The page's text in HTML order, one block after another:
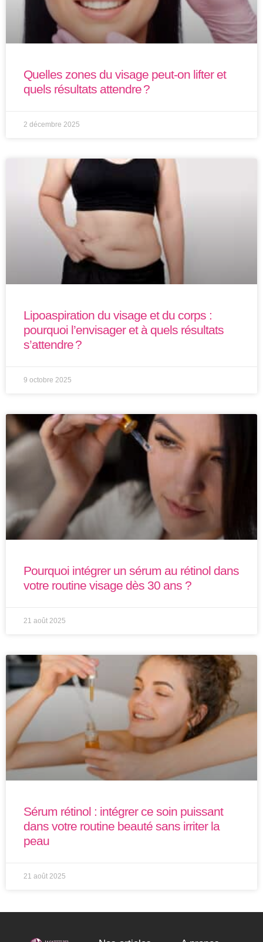
Quelles zones du visage peut-on lifter et
quels résultats attendre ?
2 décembre 2025
Lipoaspiration du visage et du corps :
pourquoi l’envisager et à quels résultats
s’attendre ?
9 octobre 2025
Pourquoi intégrer un sérum au rétinol dans
votre routine visage dès 30 ans ?
21 août 2025
Sérum rétinol : intégrer ce soin puissant
dans votre routine beauté sans irriter la
peau
21 août 2025